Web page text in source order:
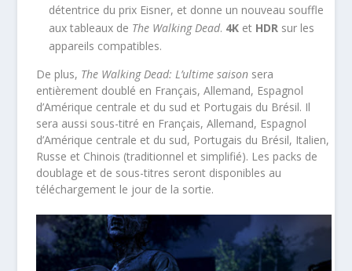
détentrice du prix Eisner, et donne un nouveau souffle
aux tableaux de The Walking Dead. 4K et HDR sur les
appareils compatibles.
De plus, The Walking Dead: L’ultime saison sera
entièrement doublé en Français, Allemand, Espagnol
d’Amérique centrale et du sud et Portugais du Brésil. Il
sera aussi sous-titré en Français, Allemand, Espagnol
d’Amérique centrale et du sud, Portugais du Brésil, Italien,
Russe et Chinois (traditionnel et simplifié). Les packs de
doublage et de sous-titres seront disponibles au
téléchargement le jour de la sortie.